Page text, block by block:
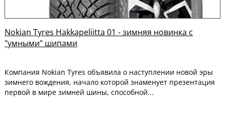
Nokian Tyres Hakkapeliitta 01 - зимняя новинка с
"умными" шипами
Компания Nokian Tyres объявила о наступлении новой эры
зимнего вождения, начало которой знаменует презентация
первой в мире зимней шины, способной...